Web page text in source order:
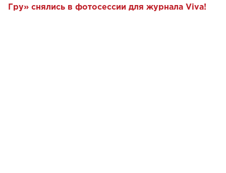
Гру» снялись в фотосессии для журнала Viva!